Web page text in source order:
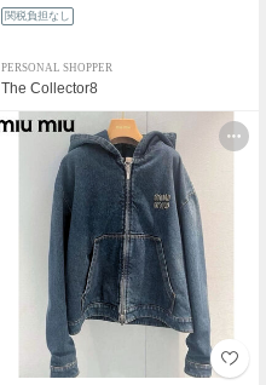
関税負担なし
PERSONAL SHOPPER
The Collector8